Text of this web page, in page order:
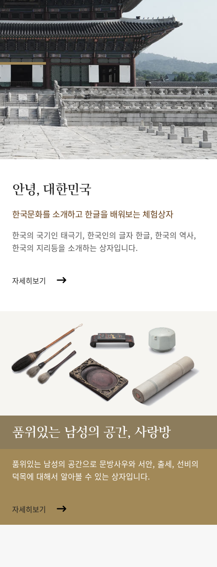
안녕, 대한민국
한국문화를 소개하고 한글을 배워보는 체험상자
한국의 국기인 태극기, 한국인의 글자 한글, 한국의 역사,
한국의 지리등을 소개하는 상자입니다.
자세히보기
품위있는 남성의 공간, 사랑방
품위있는 남성의 공간으로 문방사우와 서안, 출세, 선비의
덕목에 대해서 알아볼 수 있는 상자입니다.
자세히보기